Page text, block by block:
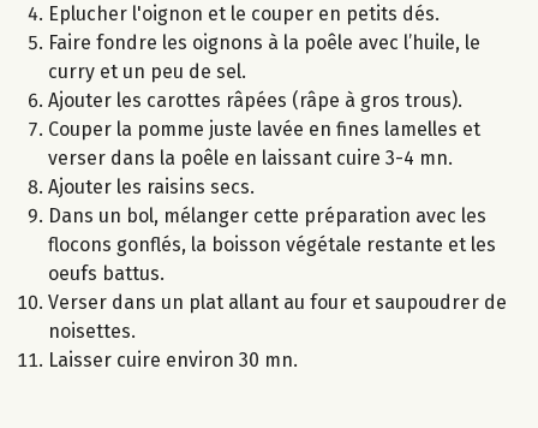
Eplucher l'oignon et le couper en petits dés.
Faire fondre les oignons à la poêle avec l’huile, le
curry et un peu de sel.
Ajouter les carottes râpées (râpe à gros trous).
Couper la pomme juste lavée en fines lamelles et
verser dans la poêle en laissant cuire 3-4 mn.
Ajouter les raisins secs.
Dans un bol, mélanger cette préparation avec les
flocons gonflés, la boisson végétale restante et les
oeufs battus.
Verser dans un plat allant au four et saupoudrer de
noisettes.
Laisser cuire environ 30 mn.